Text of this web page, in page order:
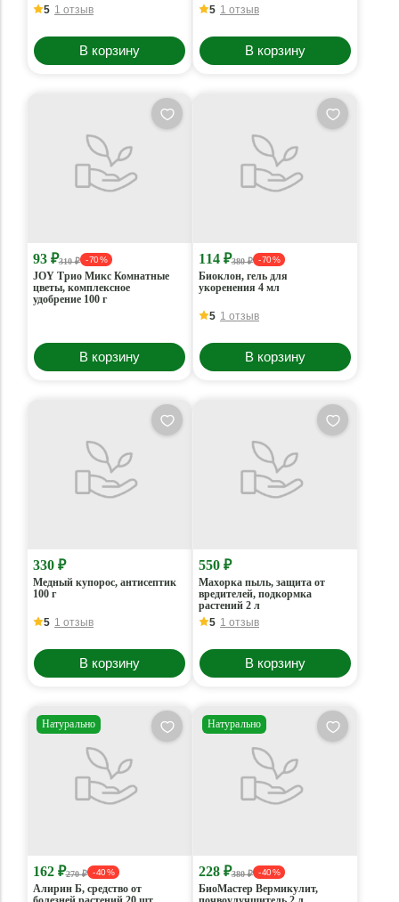
5 1 отзыв
В корзину
5 1 отзыв
В корзину
93 ₽310 ₽ - 70 %
JOY Трио Микс Комнатные
цветы, комплексное
удобрение 100 г
В корзину
114 ₽380 ₽ - 70 %
Биоклон, гель для
укоренения 4 мл
5 1 отзыв
В корзину
330 ₽
Медный купорос, антисептик
100 г
5 1 отзыв
В корзину
550 ₽
Махорка пыль, защита от
вредителей, подкормка
растений 2 л
5 1 отзыв
В корзину
Натурально
162 ₽270 ₽ - 40 %
Алирин Б, средство от
Натурально
228 ₽380 ₽ - 40 %
БиоМастер Вермикулит,